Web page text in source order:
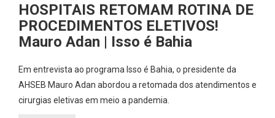
HOSPITAIS RETOMAM ROTINA DE
PROCEDIMENTOS ELETIVOS!
Mauro Adan | Isso é Bahia
Em entrevista ao programa Isso é Bahia, o presidente da
AHSEB Mauro Adan abordou a retomada dos atendimentos e
cirurgias eletivas em meio a pandemia.